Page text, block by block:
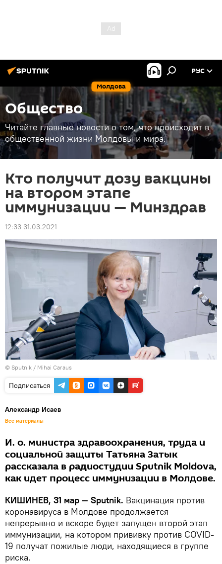
Молдова
РУС
Общество
Читайте главные новости о том, что происходит в
общественной жизни Молдовы и мира.
Кто получит дозу вакцины
на втором этапе
иммунизации — Минздрав
12:33 31.03.2021
© Sputnik / Mihai Caraus
Подписаться
Александр Исаев
Все материалы
И. о. министра здравоохранения, труда и
социальной защиты Татьяна Затык
рассказала в радиостудии Sputnik Moldova,
как идет процесс иммунизации в Молдове.
КИШИНЕВ, 31 мар — Sputnik. Вакцинация против
коронавируса в Молдове продолжается
непрерывно и вскоре будет запущен второй этап
иммунизации, на котором прививку против COVID-
19 получат пожилые люди, находящиеся в группе
риска.